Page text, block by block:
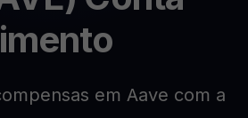
em Aave com a